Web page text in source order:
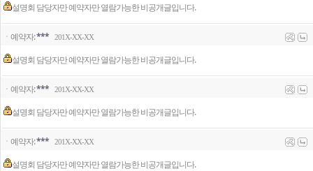
설명회 담당자만 예약자만 열람가능한 비공개글입니다.
ㆍ예약자:*** 201X-XX-XX
설명회 담당자만 예약자만 열람가능한 비공개글입니다.
ㆍ예약자:*** 201X-XX-XX
설명회 담당자만 예약자만 열람가능한 비공개글입니다.
ㆍ예약자:*** 201X-XX-XX
설명회 담당자만 예약자만 열람가능한 비공개글입니다.